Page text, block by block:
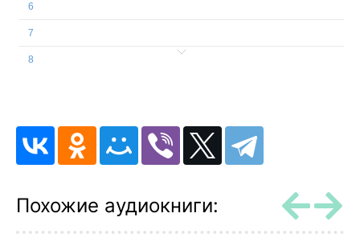
6
7
8
11
12
Похожие аудиокниги: